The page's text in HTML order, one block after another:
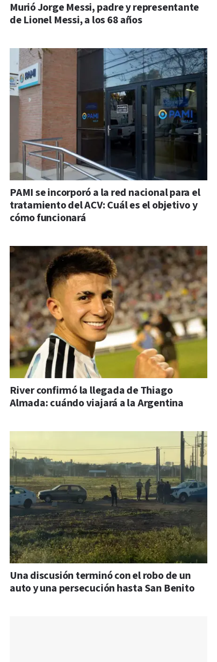
Murió Jorge Messi, padre y representante
de Lionel Messi, a los 68 años
PAMI se incorporó a la red nacional para el
tratamiento del ACV: Cuál es el objetivo y
cómo funcionará
River confirmó la llegada de Thiago
Almada: cuándo viajará a la Argentina
Una discusión terminó con el robo de un
auto y una persecución hasta San Benito